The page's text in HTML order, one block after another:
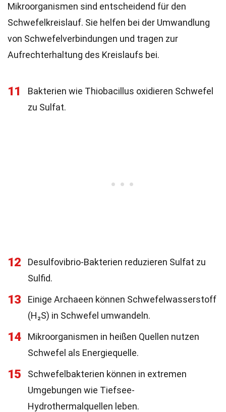
Mikroorganismen sind entscheidend für den
Schwefelkreislauf. Sie helfen bei der Umwandlung
von Schwefelverbindungen und tragen zur
Aufrechterhaltung des Kreislaufs bei.
11
Bakterien wie Thiobacillus oxidieren Schwefel
zu Sulfat.
12
Desulfovibrio-Bakterien reduzieren Sulfat zu
Sulfid.
13
Einige Archaeen können Schwefelwasserstoff
(H₂S) in Schwefel umwandeln.
14
Mikroorganismen in heißen Quellen nutzen
Schwefel als Energiequelle.
15
Schwefelbakterien können in extremen
Umgebungen wie Tiefsee-
Hydrothermalquellen leben.